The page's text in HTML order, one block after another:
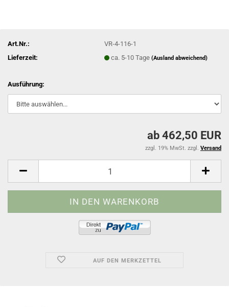
Art.Nr.:
VR-4-116-1
Lieferzeit:
ca. 5-10 Tage(Ausland abweichend)
Ausführung:
ab 462,50 EUR
zzgl. 19% MwSt. zzgl. Versand
AUF DEN MERKZETTEL